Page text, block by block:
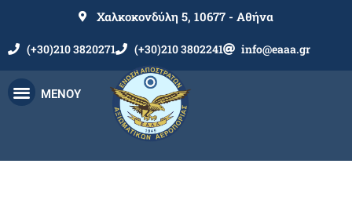
Χαλκοκονδύλη 5, 10677 - Αθήνα
(+30)210 3820271 (+30)210 3802241 info@eaaa.gr
ΜΕΝΟΥ